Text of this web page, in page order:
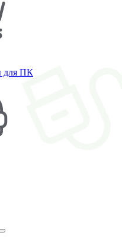
для ПК